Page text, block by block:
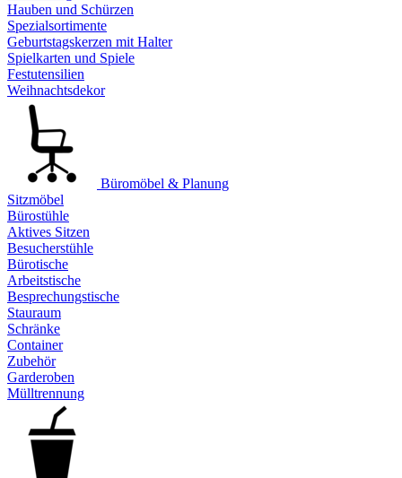
Hauben und Schürzen
Spezialsortimente
Geburtstagskerzen mit Halter
Spielkarten und Spiele
Festutensilien
Weihnachtsdekor
Büromöbel & Planung
Sitzmöbel
Bürostühle
Aktives Sitzen
Besucherstühle
Bürotische
Arbeitstische
Besprechungstische
Stauraum
Schränke
Container
Zubehör
Garderoben
Mülltrennung